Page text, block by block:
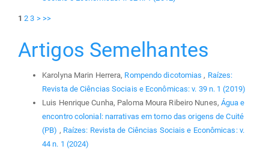
1 2 3 > >>
Artigos Semelhantes
Karolyna Marin Herrera, Rompendo dicotomias , Raízes:
Revista de Ciências Sociais e Econômicas: v. 39 n. 1 (2019)
Luis Henrique Cunha, Paloma Moura Ribeiro Nunes, Água e
encontro colonial: narrativas em torno das origens de Cuité
(PB) , Raízes: Revista de Ciências Sociais e Econômicas: v.
44 n. 1 (2024)